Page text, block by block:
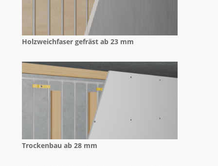
Holzweichfaser gefräst ab 23 mm
Trockenbau ab 28 mm